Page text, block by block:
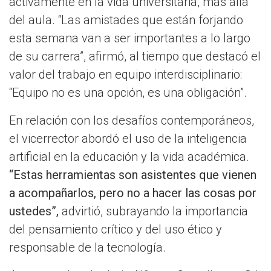
del aula. “Las amistades que están forjando
esta semana van a ser importantes a lo largo
de su carrera”, afirmó, al tiempo que destacó el
valor del trabajo en equipo interdisciplinario:
“Equipo no es una opción, es una obligación”.
En relación con los desafíos contemporáneos,
el vicerrector abordó el uso de la inteligencia
artificial en la educación y la vida académica.
“Estas herramientas son asistentes que vienen
a acompañarlos, pero no a hacer las cosas por
ustedes”, advirtió, subrayando la importancia
del pensamiento crítico y del uso ético y
responsable de la tecnología.